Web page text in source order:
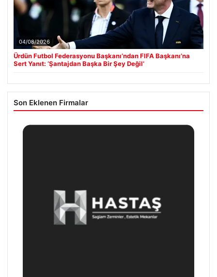
04/08/2026
Ürdün Futbol Federasyonu Başkanı’ndan FIFA Başkanı’na
Sert Yanıt: ‘Şantajdan Başka Bir Şey Değil’
Son Eklenen Firmalar